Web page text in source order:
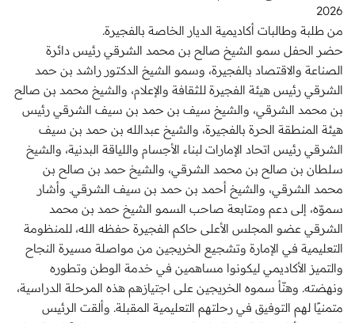
2026
من طلبة وطالبات أكاديمية الديار الخاصة بالفجيرة.
حضر الحفل سمو الشيخ صالح بن محمد الشرقي رئيس دائرة
الصناعة والاقتصاد بالفجيرة، وسمو الشيخ الدكتور راشد بن حمد
الشرقي رئيس هيئة الفجيرة للثقافة والإعلام، والشيخ محمد بن صالح
بن محمد الشرقي، والشيخ سيف بن حمد بن سيف الشرقي رئيس
هيئة المنطقة الحرة بالفجيرة، والشيخ عبدالله بن حمد بن سيف
الشرقي رئيس اتحاد الإمارات لبناء الأجسام واللياقة البدنية، والشيخ
سلطان بن صالح بن محمد الشرقي، والشيخ حمد بن صالح بن
محمد الشرقي، والشيخ أحمد بن حمد بن سيف الشرقي. وأشار
سموّه، إلى دعم ومتابعة صاحب السمو الشيخ حمد بن محمد
الشرقي عضو المجلس الأعلى حاكم الفجيرة حفظه الله، للمنظومة
التعليمية في الإمارة وتشجيع الخريجين من مواصلة مسيرة النجاح
والتميز الأكاديمي ليكونوا مساهمين في خدمة الوطن وتطوره
ونهضته. وهنّأ سموه الخريجين على اجتيازهم هذه المرحلة الدراسية،
متمنيًا لهم التوفيق في رحلتهم التعليمية المقبلة. وألقت الرئيس